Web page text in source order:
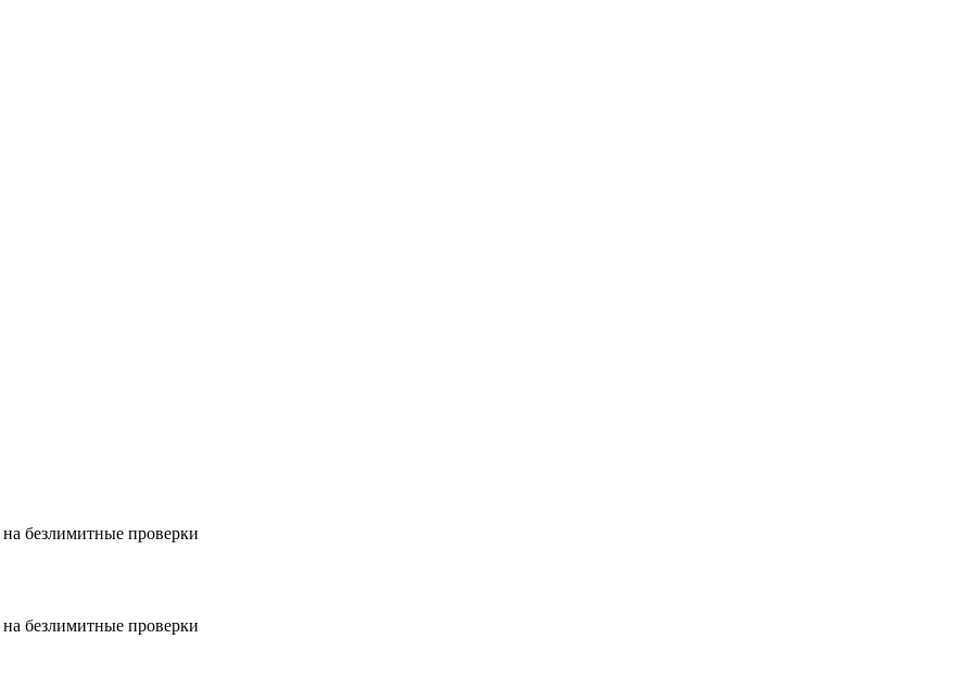
на безлимитные проверки
на безлимитные проверки